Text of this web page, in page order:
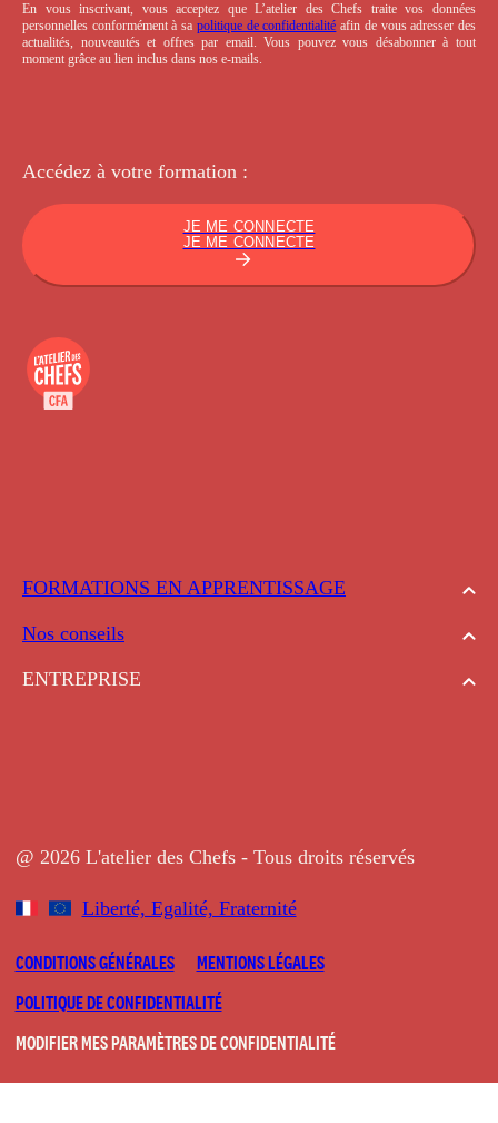
FORMATIONS EN APPRENTISSAGE
Nos conseils
ENTREPRISE
En vous inscrivant, vous acceptez que L’atelier des Chefs traite vos données
personnelles conformément à sa politique de confidentialité afin de vous adresser des
actualités, nouveautés et offres par email. Vous pouvez vous désabonner à tout
moment grâce au lien inclus dans nos e-mails.
Accédez à votre formation :
JE ME CONNECTE
JE ME CONNECTE
@ 2026 L'atelier des Chefs - Tous droits réservés
Liberté, Egalité, Fraternité
CONDITIONS GÉNÉRALES
MENTIONS LÉGALES
POLITIQUE DE CONFIDENTIALITÉ
MODIFIER MES PARAMÈTRES DE CONFIDENTIALITÉ